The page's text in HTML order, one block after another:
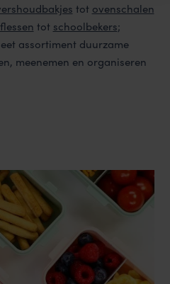
tot ovenschalen
tot schoolbekers;
assortiment duurzame
meenemen en organiseren
Aug 18